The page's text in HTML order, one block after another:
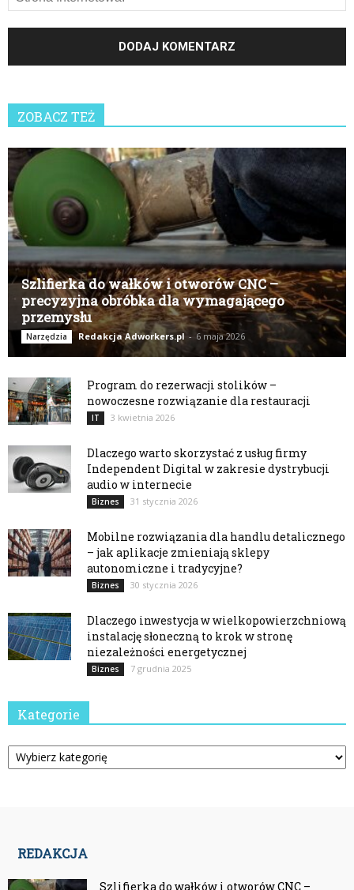
ZOBACZ TEŻ
Szlifierka do wałków i otworów CNC –
precyzyjna obróbka dla wymagającego
przemysłu
Narzędzia Redakcja Adworkers.pl - 6 maja 2026
Program do rezerwacji stolików –
nowoczesne rozwiązanie dla restauracji
IT 3 kwietnia 2026
Dlaczego warto skorzystać z usług firmy
Independent Digital w zakresie dystrybucji
audio w internecie
Biznes 31 stycznia 2026
Mobilne rozwiązania dla handlu detalicznego
– jak aplikacje zmieniają sklepy
autonomiczne i tradycyjne?
Biznes 30 stycznia 2026
Dlaczego inwestycja w wielkopowierzchniową
instalację słoneczną to krok w stronę
niezależności energetycznej
Biznes 7 grudnia 2025
Kategorie
Kategorie
REDAKCJA
Szlifierka do wałków i otworów CNC –